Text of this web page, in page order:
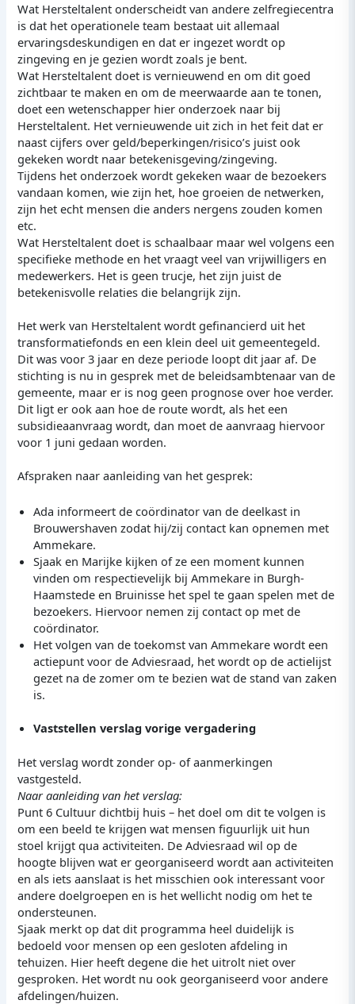
Wat Hersteltalent onderscheidt van andere zelfregiecentra
is dat het operationele team bestaat uit allemaal
ervaringsdeskundigen en dat er ingezet wordt op
zingeving en je gezien wordt zoals je bent.
Wat Hersteltalent doet is vernieuwend en om dit goed
zichtbaar te maken en om de meerwaarde aan te tonen,
doet een wetenschapper hier onderzoek naar bij
Hersteltalent. Het vernieuwende uit zich in het feit dat er
naast cijfers over geld/beperkingen/risico’s juist ook
gekeken wordt naar betekenisgeving/zingeving.
Tijdens het onderzoek wordt gekeken waar de bezoekers
vandaan komen, wie zijn het, hoe groeien de netwerken,
zijn het echt mensen die anders nergens zouden komen
etc.
Wat Hersteltalent doet is schaalbaar maar wel volgens een
specifieke methode en het vraagt veel van vrijwilligers en
medewerkers. Het is geen trucje, het zijn juist de
betekenisvolle relaties die belangrijk zijn.
Het werk van Hersteltalent wordt gefinancierd uit het
transformatiefonds en een klein deel uit gemeentegeld.
Dit was voor 3 jaar en deze periode loopt dit jaar af. De
stichting is nu in gesprek met de beleidsambtenaar van de
gemeente, maar er is nog geen prognose over hoe verder.
Dit ligt er ook aan hoe de route wordt, als het een
subsidieaanvraag wordt, dan moet de aanvraag hiervoor
voor 1 juni gedaan worden.
Afspraken naar aanleiding van het gesprek:
Ada informeert de coördinator van de deelkast in
Brouwershaven zodat hij/zij contact kan opnemen met
Ammekare.
Sjaak en Marijke kijken of ze een moment kunnen
vinden om respectievelijk bij Ammekare in Burgh-
Haamstede en Bruinisse het spel te gaan spelen met de
bezoekers. Hiervoor nemen zij contact op met de
coördinator.
Het volgen van de toekomst van Ammekare wordt een
actiepunt voor de Adviesraad, het wordt op de actielijst
gezet na de zomer om te bezien wat de stand van zaken
is.
Vaststellen verslag vorige vergadering
Het verslag wordt zonder op- of aanmerkingen
vastgesteld.
Naar aanleiding van het verslag:
Punt 6 Cultuur dichtbij huis – het doel om dit te volgen is
om een beeld te krijgen wat mensen figuurlijk uit hun
stoel krijgt qua activiteiten. De Adviesraad wil op de
hoogte blijven wat er georganiseerd wordt aan activiteiten
en als iets aanslaat is het misschien ook interessant voor
andere doelgroepen en is het wellicht nodig om het te
ondersteunen.
Sjaak merkt op dat dit programma heel duidelijk is
bedoeld voor mensen op een gesloten afdeling in
tehuizen. Hier heeft degene die het uitrolt niet over
gesproken. Het wordt nu ook georganiseerd voor andere
afdelingen/huizen.